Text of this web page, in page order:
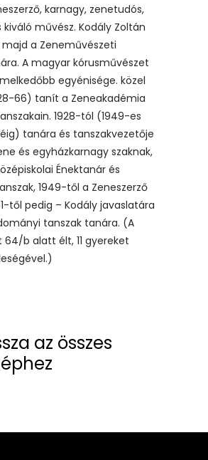
karnagy, zenetudós,
művész. Kodály Zoltán
a Zeneművészeti
A magyar kórusművészet
egyénisége. közel
66) tanít a Zeneakadémia
1928-tól (1949-es
tanára és tanszakvezetője
és egyházkarnagy szaknak,
Énektanár és
1949-től a Zeneszerző
től pedig – Kodály javaslatára
tanszak tanára. (A
64/b alatt élt, 11 gyereket
az összes